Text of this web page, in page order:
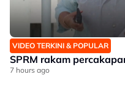
VIDEO TERKINI & POPULAR
SPRM rakam
7 hours ago